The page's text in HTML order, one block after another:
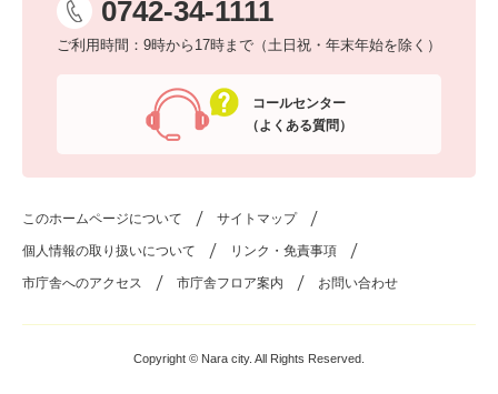
0742-34-1111
ご利用時間：9時から17時まで（土日祝・年末年始を除く）
コールセンター
（よくある質問）
このホームページについて サイトマップ
個人情報の取り扱いについて リンク・免責事項
市庁舎へのアクセス 市庁舎フロア案内 お問い合わせ
Copyright © Nara city. All Rights Reserved.